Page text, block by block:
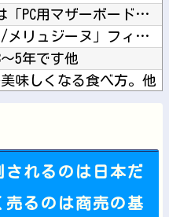
【悲報】価格高騰の波、次は「PC用マザーボード」か他
【FGO】ファット「ランサー/メリュジーヌ」フィギュア【明日...
5年です他
味しくなる食べ方。他
Powered by livedoor 相互RSS
れるのは日本だ
売るのは商売の基